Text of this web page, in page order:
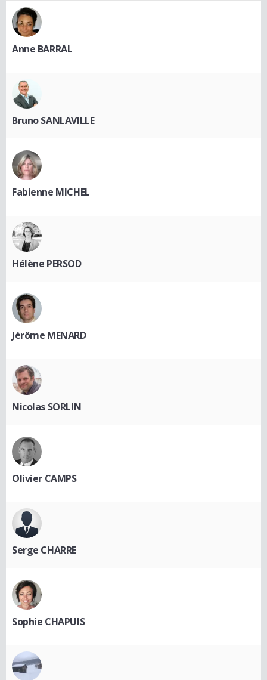
Anne BARRAL
Bruno SANLAVILLE
Fabienne MICHEL
Hélène PERSOD
Jérôme MENARD
Nicolas SORLIN
Olivier CAMPS
Serge CHARRE
Sophie CHAPUIS